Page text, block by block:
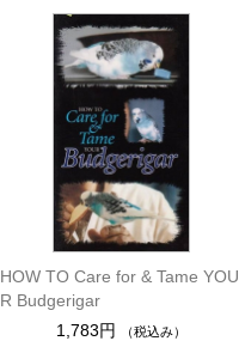
HOW TO Care for & Tame YOU
R Budgerigar
1,783円
（税込み）